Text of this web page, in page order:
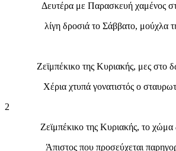
Δευτέρα με Παρασκευή χαμένος
λίγη δροσιά το Σάββατο, μούχλα
Ζεϊμπέκικο της Κυριακής, μες στο
Χέρια χτυπά γονατιστός ο
2
Ζεϊμπέκικο της Κυριακής, το χώμα
Άπιστος που προσεύχεται